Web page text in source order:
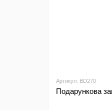
Артикул: BD270
Подарункова